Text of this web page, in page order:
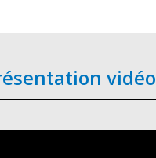
vidéo